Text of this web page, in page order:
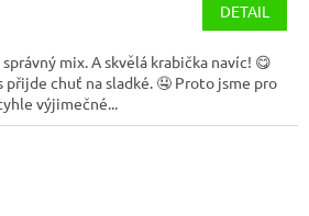
DETAIL
správný mix. A skvělá krabička navíc! 😋
přijde chuť na sladké. 🤤 Proto jsme pro
výjimečné...